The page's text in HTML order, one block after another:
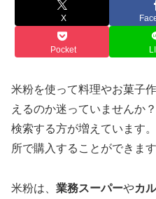
X
Pocket
米粉を使って料理やお菓子
えるのか迷っていませんか
検索する方が増えています
所で購入することができます
米粉は、 業務スーパーやカ